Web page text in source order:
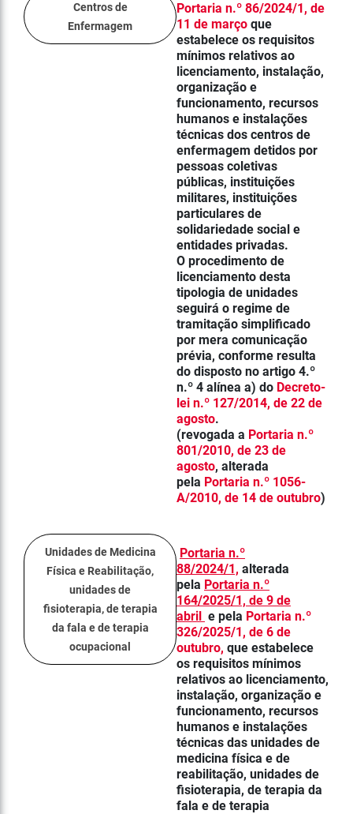
Centros de
Enfermagem
Portaria n.º 86/2024/1, de
11 de março que
estabelece os requisitos
mínimos relativos ao
licenciamento, instalação,
organização e
funcionamento, recursos
humanos e instalações
técnicas dos centros de
enfermagem detidos por
pessoas coletivas
públicas, instituições
militares, instituições
particulares de
solidariedade social e
entidades privadas.
O procedimento de
licenciamento desta
tipologia de unidades
seguirá o regime de
tramitação simplificado
por mera comunicação
prévia, conforme resulta
do disposto no artigo 4.º
n.º 4 alínea a) do Decreto-
lei n.º 127/2014, de 22 de
agosto.
(revogada a Portaria n.º
801/2010, de 23 de
agosto, alterada
pela Portaria n.º 1056-
A/2010, de 14 de outubro)
Unidades de Medicina
Física e Reabilitação,
unidades de
fisioterapia, de terapia
da fala e de terapia
ocupacional
Portaria n.º
88/2024/1, alterada
pela Portaria n.º
164/2025/1, de 9 de
abril e pela Portaria n.º
326/2025/1, de 6 de
outubro, que estabelece
os requisitos mínimos
relativos ao licenciamento,
instalação, organização e
funcionamento, recursos
humanos e instalações
técnicas das unidades de
medicina física e de
reabilitação, unidades de
fisioterapia, de terapia da
fala e de terapia